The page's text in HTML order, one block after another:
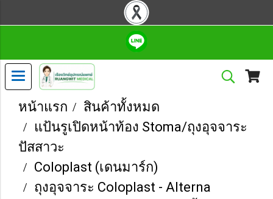
หน้าแรก
สินค้าทั้งหมด
แป้นรูเปิดหน้าท้อง Stoma/ถุงอุจจาระ
ปัสสาวะ
Coloplast (เดนมาร์ก)
ถุงอุจจาระ Coloplast - Alterna